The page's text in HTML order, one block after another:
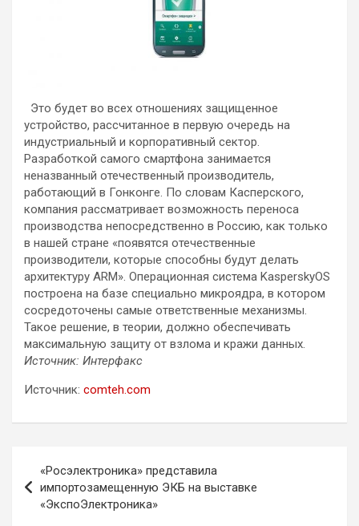
Это будет во всех отношениях защищенное
устройство, рассчитанное в первую очередь на
индустриальный и корпоративный сектор.
Разработкой самого смартфона занимается
неназванный отечественный производитель,
работающий в Гонконге. По словам Касперского,
компания рассматривает возможность переноса
производства непосредственно в Россию, как только
в нашей стране «появятся отечественные
производители, которые способны будут делать
архитектуру ARM». Операционная система KasperskyOS
построена на базе специально микроядра, в котором
сосредоточены самые ответственные механизмы.
Такое решение, в теории, должно обеспечивать
максимальную защиту от взлома и кражи данных.
Источник: Интерфакс
Источник: comteh.com
по
записям
«Росэлектроника» представила
импортозамещенную ЭКБ на выставке
«ЭкспоЭлектроника»